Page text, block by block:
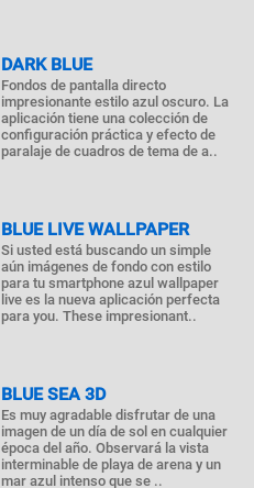
DARK BLUE
Fondos de pantalla directo
impresionante estilo azul oscuro. La
aplicación tiene una colección de
configuración práctica y efecto de
paralaje de cuadros de tema de a..
BLUE LIVE WALLPAPER
Si usted está buscando un simple
aún imágenes de fondo con estilo
para tu smartphone azul wallpaper
live es la nueva aplicación perfecta
para you. These impresionant..
BLUE SEA 3D
Es muy agradable disfrutar de una
imagen de un día de sol en cualquier
época del año. Observará la vista
interminable de playa de arena y un
mar azul intenso que se ..